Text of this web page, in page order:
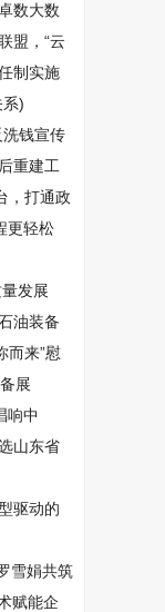
数大数
盟，“云
制实施
)
钱宣传
重建工
，打通政
更轻松
发展
油装备
而来”慰
展
响中
山东省
驱动的
雪娟共筑
赋能企